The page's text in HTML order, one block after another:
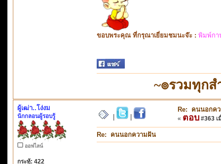
ขอบพระคุณ ที่กรุณาเยี่ยมชมนะจ๊ะ : พิมพ์กา
~๏รวมทุก
ผู้เฒ่า..โง่งม
นักกลอนผู้รอบรู้
ออฟไลน์
กระทู้: 422
Re: คนนอกค
« ตอบ #363 เ
Re: คนนอกความฝัน